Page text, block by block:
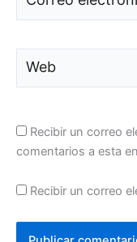
electrónico*
Recibir un correo
comentarios a esta
Recibir un correo